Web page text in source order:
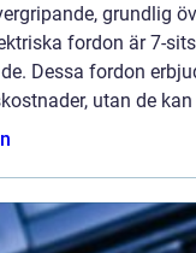
grundlig
fordon är 7-
Dessa fordon
utan de